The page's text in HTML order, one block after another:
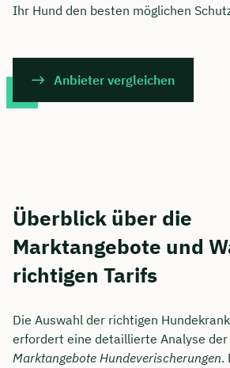
Ihr Hund den besten möglichen
Anbieter vergleichen
Überblick über die
Marktangebote und
richtigen Tarifs
Die Auswahl der richtigen
erfordert eine detaillierte Analyse der
Marktangebote Hundeverischerungen.